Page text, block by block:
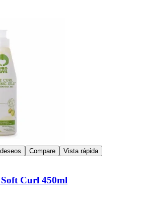
Compare Vista rápida
Curl 450ml